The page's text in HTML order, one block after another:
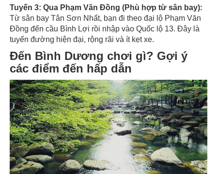
Tuyến 3: Qua Phạm Văn Đồng (Phù hợp từ sân bay):
Từ sân bay Tân Sơn Nhất, bạn đi theo đại lộ Phạm Văn
Đồng đến cầu Bình Lợi rồi nhập vào Quốc lộ 13. Đây là
tuyến đường hiện đại, rộng rãi và ít kẹt xe.
Đến Bình Dương chơi gì? Gợi ý
các điểm đến hấp dẫn